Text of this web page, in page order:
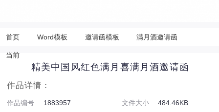
首页 Word模板 邀请函模板 满月酒邀请函
当前
精美中国风红色满月喜满月酒邀请函
作品详情：
作品编号 1883957 文件大小
484.46KB